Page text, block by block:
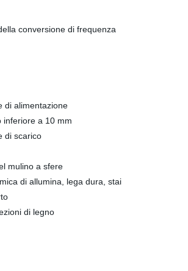
conversione di frequenza
di alimentazione
inferiore a 10 mm
di scarico
mulino a sfere
di allumina, lega dura, stai
di legno